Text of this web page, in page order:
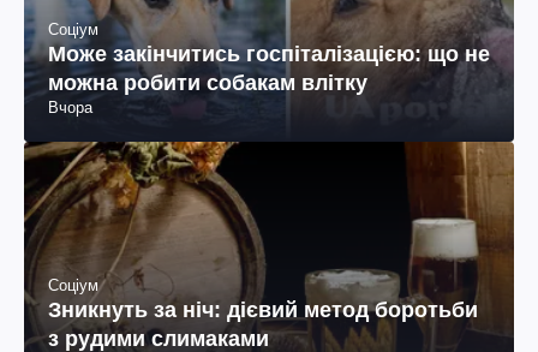
Соціум
Може закінчитись госпіталізацією: що не
можна робити собакам влітку
Вчора
Соціум
Зникнуть за ніч: дієвий метод боротьби
з рудими слимаками